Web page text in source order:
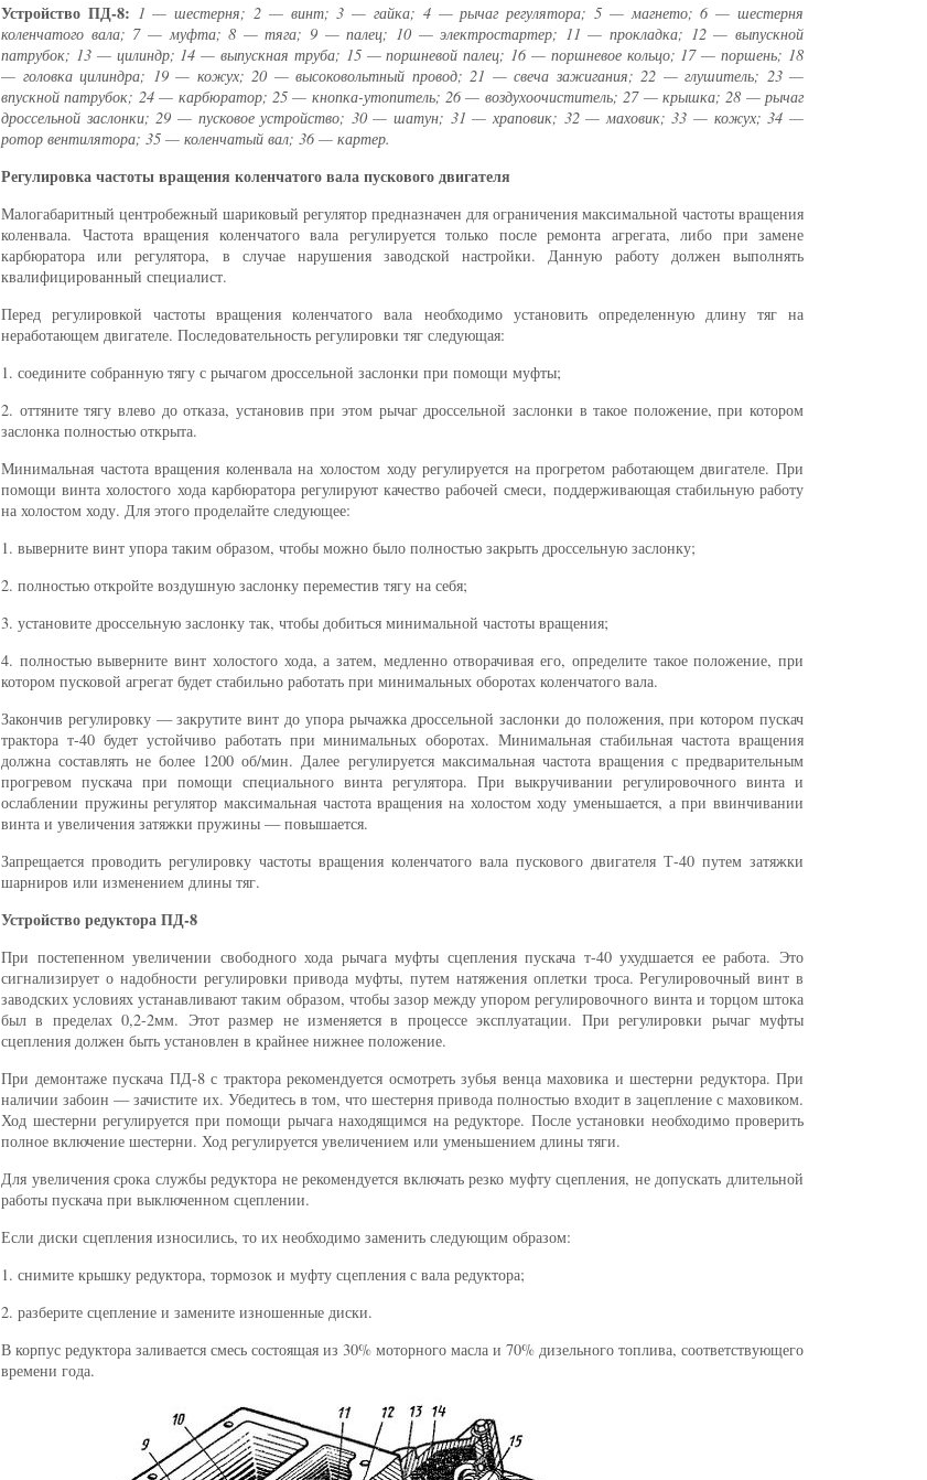
Устройство ПД-8: 1 — шестерня; 2 — винт; 3 — гайка; 4 — рычаг регулятора; 5 — магнето; 6 — шестерня
коленчатого вала; 7 — муфта; 8 — тяга; 9 — палец; 10 — электростартер; 11 — прокладка; 12 — выпускной
патрубок; 13 — цилиндр; 14 — выпускная труба; 15 — поршневой палец; 16 — поршневое кольцо; 17 — поршень; 18
— головка цилиндра; 19 — кожух; 20 — высоковольтный провод; 21 — свеча зажигания; 22 — глушитель; 23 —
впускной патрубок; 24 — карбюратор; 25 — кнопка-утопитель; 26 — воздухоочиститель; 27 — крышка; 28 — рычаг
дроссельной заслонки; 29 — пусковое устройство; 30 — шатун; 31 — храповик; 32 — маховик; 33 — кожух; 34 —
ротор вентилятора; 35 — коленчатый вал; 36 — картер.
Регулировка частоты вращения коленчатого вала пускового двигателя
Малогабаритный центробежный шариковый регулятор предназначен для ограничения максимальной частоты вращения
коленвала. Частота вращения коленчатого вала регулируется только после ремонта агрегата, либо при замене
карбюратора или регулятора, в случае нарушения заводской настройки. Данную работу должен выполнять
квалифицированный специалист.
Перед регулировкой частоты вращения коленчатого вала необходимо установить определенную длину тяг на
неработающем двигателе. Последовательность регулировки тяг следующая:
1. соедините собранную тягу с рычагом дроссельной заслонки при помощи муфты;
2. оттяните тягу влево до отказа, установив при этом рычаг дроссельной заслонки в такое положение, при котором
заслонка полностью открыта.
Минимальная частота вращения коленвала на холостом ходу регулируется на прогретом работающем двигателе. При
помощи винта холостого хода карбюратора регулируют качество рабочей смеси, поддерживающая стабильную работу
на холостом ходу. Для этого проделайте следующее:
1. выверните винт упора таким образом, чтобы можно было полностью закрыть дроссельную заслонку;
2. полностью откройте воздушную заслонку переместив тягу на себя;
3. установите дроссельную заслонку так, чтобы добиться минимальной частоты вращения;
4. полностью выверните винт холостого хода, а затем, медленно отворачивая его, определите такое положение, при
котором пусковой агрегат будет стабильно работать при минимальных оборотах коленчатого вала.
Закончив регулировку — закрутите винт до упора рычажка дроссельной заслонки до положения, при котором пускач
трактора т-40 будет устойчиво работать при минимальных оборотах. Минимальная стабильная частота вращения
должна составлять не более 1200 об/мин. Далее регулируется максимальная частота вращения с предварительным
прогревом пускача при помощи специального винта регулятора. При выкручивании регулировочного винта и
ослаблении пружины регулятор максимальная частота вращения на холостом ходу уменьшается, а при ввинчивании
винта и увеличения затяжки пружины — повышается.
Запрещается проводить регулировку частоты вращения коленчатого вала пускового двигателя Т-40 путем затяжки
шарниров или изменением длины тяг.
Устройство редуктора ПД-8
При постепенном увеличении свободного хода рычага муфты сцепления пускача т-40 ухудшается ее работа. Это
сигнализирует о надобности регулировки привода муфты, путем натяжения оплетки троса. Регулировочный винт в
заводских условиях устанавливают таким образом, чтобы зазор между упором регулировочного винта и торцом штока
был в пределах 0,2-2мм. Этот размер не изменяется в процессе эксплуатации. При регулировки рычаг муфты
сцепления должен быть установлен в крайнее нижнее положение.
При демонтаже пускача ПД-8 с трактора рекомендуется осмотреть зубья венца маховика и шестерни редуктора. При
наличии забоин — зачистите их. Убедитесь в том, что шестерня привода полностью входит в зацепление с маховиком.
Ход шестерни регулируется при помощи рычага находящимся на редукторе. После установки необходимо проверить
полное включение шестерни. Ход регулируется увеличением или уменьшением длины тяги.
Для увеличения срока службы редуктора не рекомендуется включать резко муфту сцепления, не допускать длительной
работы пускача при выключенном сцеплении.
Если диски сцепления износились, то их необходимо заменить следующим образом:
1. снимите крышку редуктора, тормозок и муфту сцепления с вала редуктора;
2. разберите сцепление и замените изношенные диски.
В корпус редуктора заливается смесь состоящая из 30% моторного масла и 70% дизельного топлива, соответствующего
времени года.